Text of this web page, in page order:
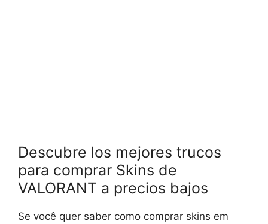
Descubre los mejores trucos
para comprar Skins de
VALORANT a precios bajos
Se você quer saber como comprar skins em